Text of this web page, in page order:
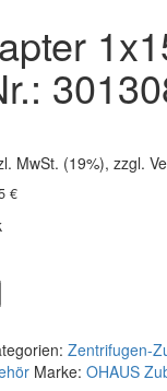
MwSt. (19%), zzgl.
€
Zentrifugen-
Marke: OHAUS